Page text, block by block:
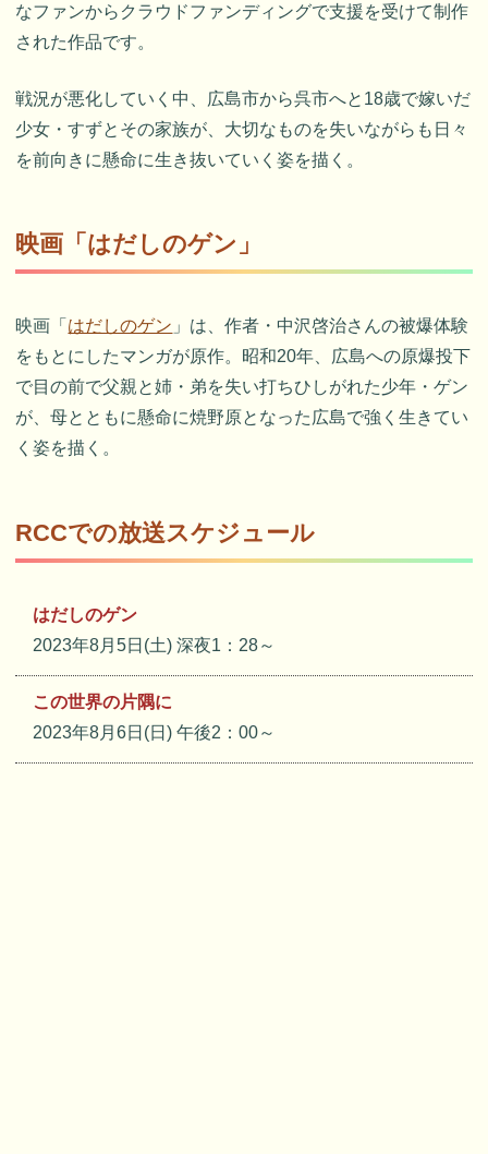
なファンからクラウドファンディングで支援を受けて制作
された作品です。
戦況が悪化していく中、広島市から呉市へと18歳で嫁いだ
少女・すずとその家族が、大切なものを失いながらも日々
を前向きに懸命に生き抜いていく姿を描く。
映画「はだしのゲン」
映画「 はだしのゲン 」は、作者・中沢啓治さんの被爆体験
をもとにしたマンガが原作。昭和20年、広島への原爆投下
で目の前で父親と姉・弟を失い打ちひしがれた少年・ゲン
が、母とともに懸命に焼野原となった広島で強く生きてい
く姿を描く。
RCCでの放送スケジュール
はだしのゲン
2023年8月5日(土) 深夜1：28～
この世界の片隅に
2023年8月6日(日) 午後2：00～